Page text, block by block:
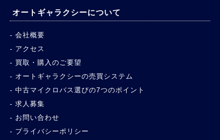
オートギャラクシーについて
会社概要
アクセス
買取・購入のご要望
オートギャラクシーの売買システム
中古マイクロバス選びの7つのポイント
求人募集
お問い合わせ
プライバシーポリシー